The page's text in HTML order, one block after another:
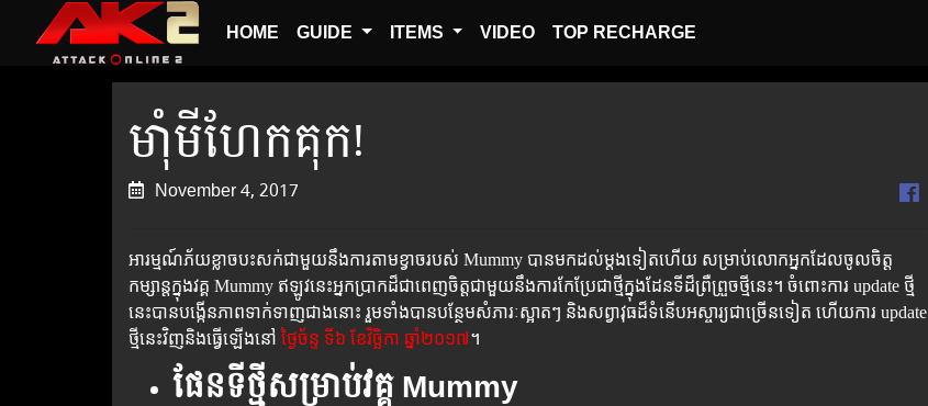
HOME GUIDE ITEMS VIDEO TOP RECHARGE
មាំុមីហែកគុក!
November 4, 2017
អារម្មណ៍​ភ័យ​ខ្លាច​​បះ​​សក់​ជា​មួយ​នឹង​ការ​តាម​ខ្វាច​របស់ ​Mummy ​បាន​មក​ដល់​ម្តង​ទៀត​ហើយ​​ ​សម្រាប់​លោក​អ្នក​ដែល​ចូល​ចិត្ត​
កម្សាន្ត​ក្នុង​​វគ្គ ​Mummy​ ​ឥឡូវ​នេះ​អ្នក​ប្រាកដ៏​ជា​ពេញ​ចិត្ត​ជា​មួយ​នឹង​ការ​កែ​ប្រែ​ជា​ថ្មី​ក្នុង​ដែន​ទី​​ដ៏​​ព្រឺ​ព្រួច​ថ្មី​នេះ​​។ ​​​​​​​​​​​​ចំពោះ​​​​​​​​​ការ​​​​​​ ​​update​ ​​​​​ថ្មី​​​​​
នេះ​​​​​បាន​​​​​​បង្កើន​​​​​​​ភាព​​​​​​​​​ទាក់​​​​​ទាញ​​​​​​ជាង​​​នោះ​​​ ​រួម​​​ទាំង​​​​​បាន​​​​​​បន្ថែម​​សំភារៈ​​​ស្អាត​​​ៗ ​​និង​​​​សព្វាវុធ​​​ដ៏​​​ទំនើប​​​​​​អស្ចារ្យ​​​ជា​​​​​ច្រើន​​​​ទៀត​​ ហើយ​​​ការ​ update​
​​ថ្មី​​នេះ​​​​វិញ​​​​និង​​​​ធ្វើ​​​​ឡើង​​​នៅ​​ ថ្ងៃ​​​​ច័ន្ទ ​​ទី៦ ខែវិច្ឆិកា ​ឆ្នាំ២០១៧ ​។
ផែនទីថ្មីសម្រាប់វគ្គ​​ Mummy